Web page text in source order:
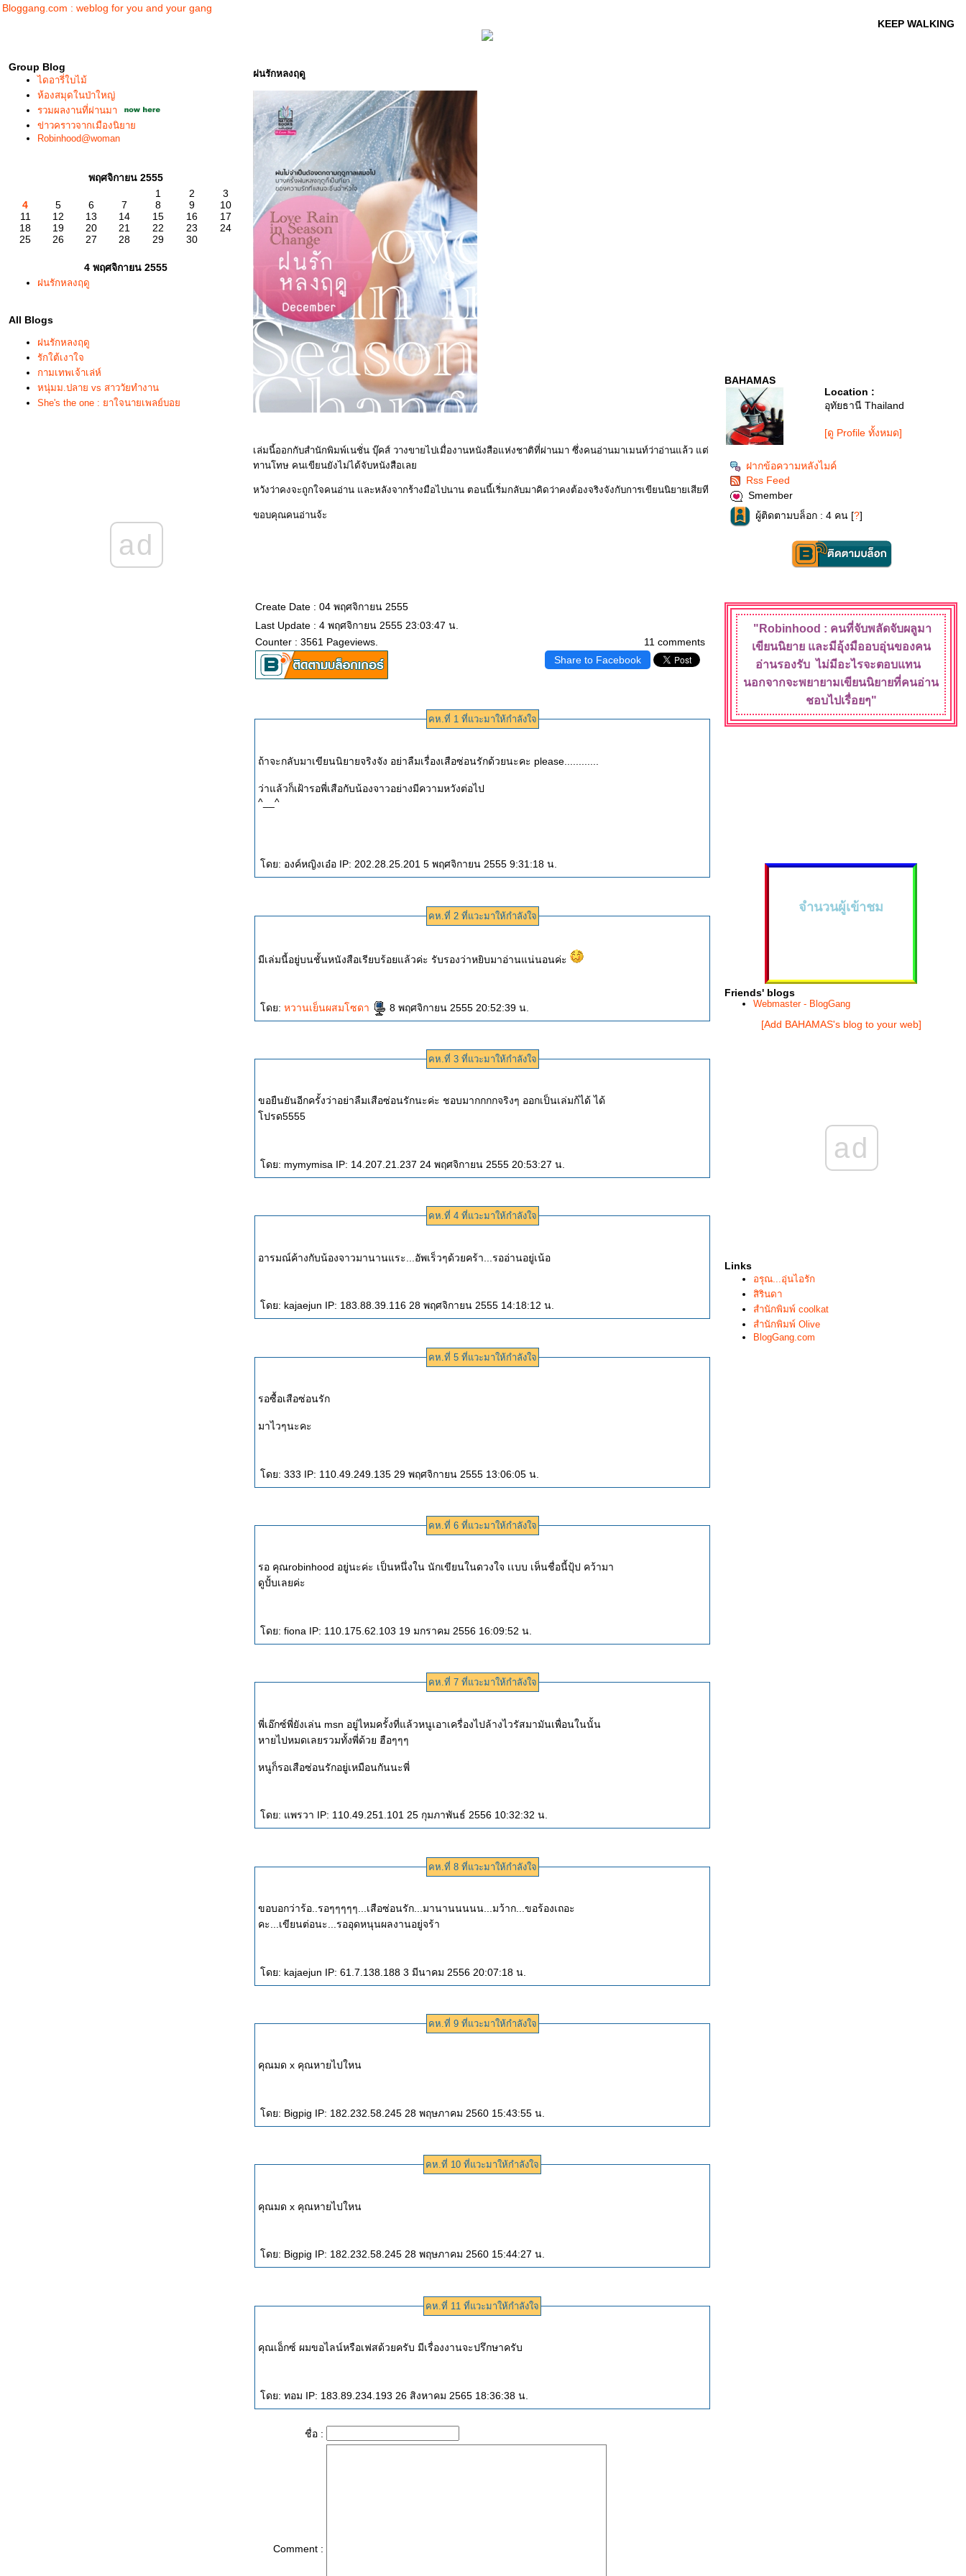
Bloggang.com : weblog for you and your gang
KEEP WALKING
Group Blog
ไดอารี่ใบไม้
ห้องสมุดในป่าใหญ่
รวมผลงานที่ผ่านมา
ข่าวคราวจากเมืองนิยา
Robinhood@woman
พฤศจิกายน 2555
1
2
3
4
5 6 7 8 9
10
11
12 13 14 15 16
17
18
19 20 21 22 23
24
25
26 27 28 29 30
4 พฤศจิกายน 2555
ฝนรักหลงฤดู
All Blogs
ฝนรักหลงฤดู
รักใต้เงาใจ
กามเทพเจ้าเล่ห์
หนุ่มม.ปลาย vs สาววัยทำงาน
She's the one : ยาใจนายเพลย์บอ
ad
ฝนรักหลงฤดู
เล่มนี้ออกกับสำนักพิมพ์เนชั่น บุ๊คส์ วางขายไปเมื่องานหนังสือแห่งชาติที่ผ่านมา ซึ่งคนอ่านมาเมนท์ว่าอ่านแล้ว แต่
ทานโทษ คนเขียนยังไม่ได้จับหนังสือเล
หวังว่าคงจะถูกใจคนอ่าน และหลังจากร้างมือไปนาน ตอนนี้เริ่มกลับมาคิดว่าคงต้องจริงจังกับการเขียนนิยายเสียที
ขอบคุณคนอ่านจ้ะ
Create Date : 04 พฤศจิกายน 2555
11 comments
Last Update : 4 พฤศจิกายน 2555 23:03:47 น.
Counter : 3561 Pageviews.
Share to Facebook
คห.ที่ 1 ที่แวะมาให้กำลังใจ
ถ้าจะกลับมาเขียนนิยายจริงจัง อย่าลืมเรื่องเสือซ่อนรักด้วยนะคะ please............
ว่าแล้วก็เฝ้ารอพี่เสือกับน้องจาวอย่างมีความหวังต่อไป
^__^
ดย: องค์หญิงเอ๋อ IP: 202.28.25.201 5 พฤศจิกายน 2555 9:31:18 น.
คห.ที่ 2 ที่แวะมาให้กำลังใจ
มีเล่มนี้อยู่บนชั้นหนังสือเรียบร้อยแล้วค่ะ รับรองว่าหยิบมาอ่านแน่นอนค่ะ
ดย: หวานเย็นผสมโซดา 8 พฤศจิกายน 2555 20:52:39 น.
คห.ที่ 3 ที่แวะมาให้กำลังใจ
ขอยืนยันอีกครั้งว่าอย่าลืมเสือซ่อนรักนะค่ะ ชอบมากกกกจริงๆ ออกเป็นเล่มก้ได้ ได้
ปรด5555
ดย: mymymisa IP: 14.207.21.237 24 พฤศจิกายน 2555 20:53:27 น.
คห.ที่ 4 ที่แวะมาให้กำลังใจ
อารมณ์ค้างกับน้องจาวมานานแระ...อัพเร็วๆด้วยคร้า...รออ่านอยู่เน้อ
ดย: kajaejun IP: 183.88.39.116 28 พฤศจิกายน 2555 14:18:12 น.
คห.ที่ 5 ที่แวะมาให้กำลังใจ
รอซื้อเสือซ่อนรัก
มาไวๆนะคะ
ดย: 333 IP: 110.49.249.135 29 พฤศจิกายน 2555 13:06:05 น.
คห.ที่ 6 ที่แวะมาให้กำลังใจ
รอ คุณrobinhood อยู่นะค่ะ เป็นหนึ่งใน นักเขียนในดวงใจ เเบบ เห็นชื่อนี้ปุ้ป คว้ามา
ดูปั้บเลยค่ะ
ดย: fiona IP: 110.175.62.103 19 มกราคม 2556 16:09:52 น.
คห.ที่ 7 ที่แวะมาให้กำลังใจ
พี่เอ๊กซ์พี่ยังเล่น msn อยู่ไหมครั้งที่แล้วหนูเอาเครื่องไปล้างไวรัสมามันเพื่อนในนั้น
หายไปหมดเลยรวมทั้งพี่ด้วย ฮือๆๆๆ
หนูก็รอเสือซ่อนรักอยู่เหมือนกันนะพี่
ดย: แพรวา IP: 110.49.251.101 25 กุมภาพันธ์ 2556 10:32:32 น.
คห.ที่ 8 ที่แวะมาให้กำลังใจ
ขอบอกว่าร้อ..รอๆๆๆๆๆ...เสือซ่อนรัก...มานานนนนน...มว้าก...ขอร้องเถอะ
คะ...เขียนต่อนะ...รออุดหนุนผลงานอยู่จร้า
ดย: kajaejun IP: 61.7.138.188 3 มีนาคม 2556 20:07:18 น.
คห.ที่ 9 ที่แวะมาให้กำลังใจ
คุณมด x คุณหายไปใหน
ดย: Bigpig IP: 182.232.58.245 28 พฤษภาคม 2560 15:43:55 น.
คห.ที่ 10 ที่แวะมาให้กำลังใจ
คุณมด x คุณหายไปใหน
ดย: Bigpig IP: 182.232.58.245 28 พฤษภาคม 2560 15:44:27 น.
คห.ที่ 11 ที่แวะมาให้กำลังใจ
คุณเอ็กซ์ ผมขอไลน์หรือเฟสด้วยครับ มีเรื่องงานจะปรึกษาครับ
ดย: ทอม IP: 183.89.234.193 26 สิงหาคม 2565 18:36:38 น.
ชื่อ :
Comment :
BAHAMAS
Location :
อุทัยธานี Thailand
[ดู Profile ทั้งหมด]
ฝากข้อความหลังไมค์
Rss Feed
Smember
ผู้ติดตามบล็อก : 4 คน [?]
"Robinhood : คนที่จับพลัดจับผลูมา
เขียนนิยา ละมีอุ้งมืออบอุ่นของคน
อ่านรองรับไม่มีอะไรจะตอบแทน
นอกจากจะพยายามเขียนนิยายที่คนอ่าน
ชอบไปเรื่อยๆ"
จำนวนผู้เข้าชม
Friends' blogs
Webmaster - BlogGang
[Add BAHAMAS's blog to your web]
ad
Links
อรุณ...อุ่นไอรัก
สิรินดา
สำนักพิมพ์ coolkat
สำนักพิมพ์ Olive
BlogGang.com